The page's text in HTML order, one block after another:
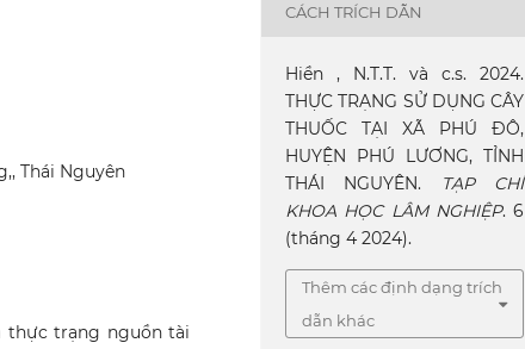
Thái Nguyên
thực trạng nguồn tài
CÁCH TRÍCH DẪN
Hiền , N.T.T. và c.s. 2024.
THỰC TRẠNG SỬ DỤNG CÂY
THUỐC TẠI XÃ PHÚ ĐÔ,
HUYỆN PHÚ LƯƠNG, TỈNH
THÁI NGUYÊN.
TẠP CHÍ
KHOA HỌC LÂM NGHIỆP. 6
(tháng 4 2024).
Thêm các định dạng trích
dẫn khác